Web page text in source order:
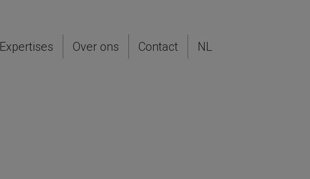
Expertises Over ons Contact NL